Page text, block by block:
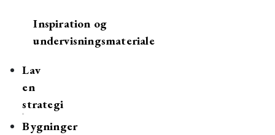
Inspiration og
undervisningsmateriale
Lav
en
strategi
Bygninger